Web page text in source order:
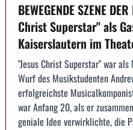
BEWEGENDE SZENE
Christ Superstar" als
Kaiserslautern im
"Jesus Christ Superstar" war
Wurf des Musikstudenten
erfolgreichste
war Anfang 20, als er
geniale Idee verwirklichte, die